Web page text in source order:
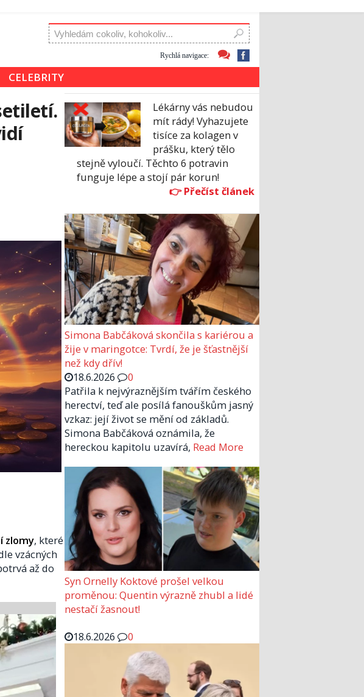
Rychlá navigace:
CELEBRITY
zlomy, které
vzácných
až do
Lékárny vás nebudou
mít rády! Vyhazujete
tisíce za kolagen v
prášku, který tělo
stejně vyloučí. Těchto 6 potravin
funguje lépe a stojí pár korun!
Simona Babčáková skončila s kariérou a
žije v maringotce: Tvrdí, že je šťastnější
než kdy dřív!
18.6.2026
0
Patřila k nejvýraznějším tvářím českého
herectví, teď ale posílá fanouškům jasný
vzkaz: její život se mění od základů.
Simona Babčáková oznámila, že
hereckou kapitolu uzavírá, Read More
Syn Ornelly Koktové prošel velkou
proměnou: Quentin výrazně zhubl a lidé
nestačí žasnout!
18.6.2026
0